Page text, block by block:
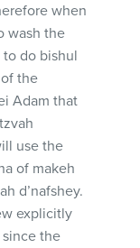
when
wash the
do bishul
the
Adam that
use the
of makeh
d’nafshey.
explicitly
the